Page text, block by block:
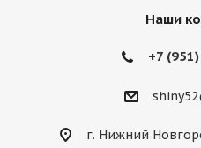
Наши
+7
г. Нижний